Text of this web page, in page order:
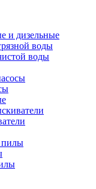
и дизельные
воды
воды
пилы